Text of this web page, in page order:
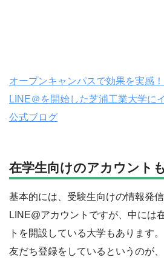
オープンキャンパスで効果を実感
LINE＠を開始した芝浦工業大学に
公式ブログ
在学生向けのアカウントも
基本的には、受験生向けの情報発
LINE@アカウントですが、中には
トを開設している大学もあります
友だち登録をしているというのが